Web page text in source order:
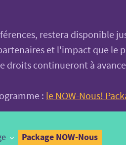
restera disponible
et l'impact que le
droits continueront à
: le NOW-Nous!
Package NOW-Nous